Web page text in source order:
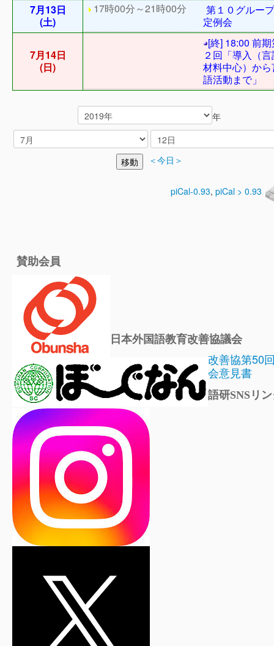
7月13日
(土)
17時00分～21時00分
第１０グループ
定例会
7月14日
(日)
[終] 18:00 前
２回「導入（
材料中心）から
語活動まで」
年
＜今日＞
piCal-0.93, piCal > 0.93
賛助会員
日本外国語教育改善協議会
改善協第50
会意見書
語研SNSリ